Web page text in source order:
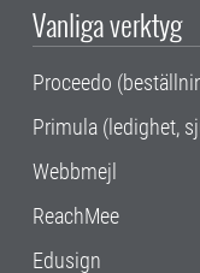
Vanliga verktyg
Proceedo
Primula (ledighet,
Webbmejl
ReachMee
Edusign